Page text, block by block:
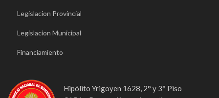
Legislacion Provincial
Legislacion Municipal
Financiamiento
Hipólito Yrigoyen 1628, 2° y 3° Piso